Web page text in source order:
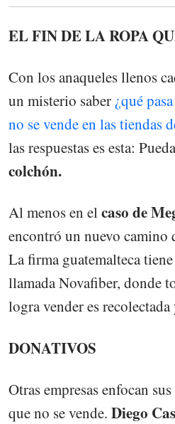
EL FIN DE LA ROPA
Con los anaqueles llenos
un misterio saber ¿qué
no se vende en las tiendas
las respuestas es esta:
colchón.
Al menos en elcaso de
encontró un nuevo camino
La firma guatemalteca
llamada Novafiber, donde
logra vender es recolectada
DONATIVOS
Otras empresas enfocan
que no se vende. Diego